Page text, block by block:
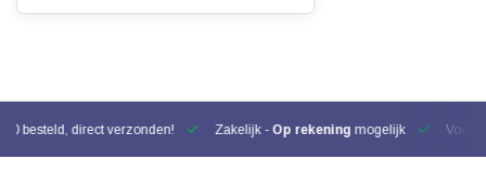
besteld, direct verzonden! Zakelijk - Op rekening mogelijk Voor